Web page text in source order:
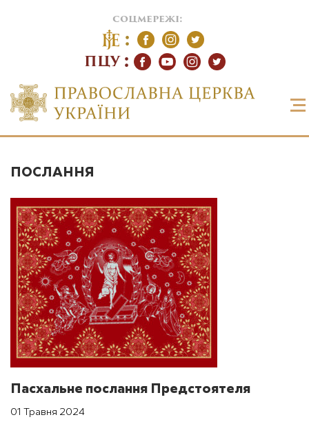
соцмережі:
ПЦУ
ПОСЛАННЯ
Пасхальне послання Предстоятеля
01 Травня 2024